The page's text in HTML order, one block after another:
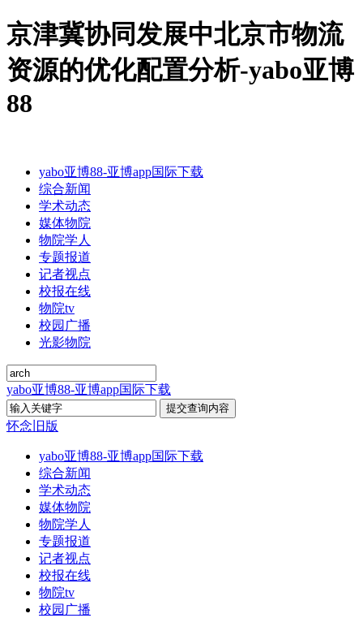
京津冀协同发展中北京市物流
资源的优化配置分析-yabo亚博
88
yabo亚博88-亚博app国际下载
综合新闻
学术动态
媒体物院
物院学人
专题报道
记者视点
校报在线
物院tv
校园广播
光影物院
yabo亚博88-亚博app国际下载
怀念旧版
yabo亚博88-亚博app国际下载
综合新闻
学术动态
媒体物院
物院学人
专题报道
记者视点
校报在线
物院tv
校园广播